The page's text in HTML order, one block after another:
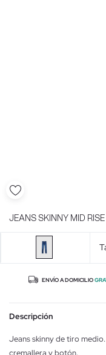
JEANS SKINNY MID RISE
ENVÍO A DOMICILIO
Descripción
Jeans skinny de tiro
cremallera y botón.